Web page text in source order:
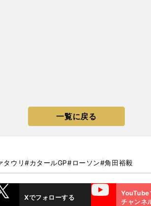
一覧に戻る
タウリ#カタールGP#ローソン#角田裕毅
Xでフォローする
YouTube
YouTube
チャンネ